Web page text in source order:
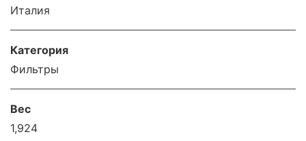
Италия
Категория
Фильтры
Вес
1,924